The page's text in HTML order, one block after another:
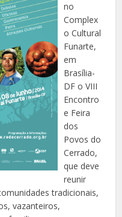
no
Complex
o Cultural
Funarte,
em
Brasília-
DF o VIII
Encontro
e Feira
dos
Povos do
Cerrado,
que deve
reunir
tradicionais,
vazanteiros,